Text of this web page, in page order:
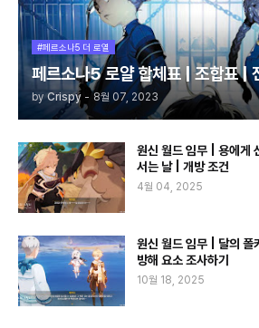
#페르소나5 더 로열
페르소나5 로얄 합체표 | 조합표 |
by Crispy - 8월 07, 2023
원신 월드 임무 | 용에게
서는 날 | 개방 조건
4월 04, 2025
원신 월드 임무 | 달의 폴
방해 요소 조사하기
10월 18, 2025